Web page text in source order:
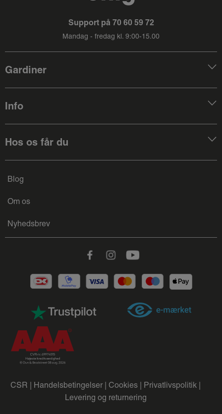
Support på 70 60 59 72
Mandag - fredag kl. 9:00-15.00
Gardiner
Info
Hos os får du
Blog
Om os
Nyhedsbrev
FacebookInstagramYoutube
CSR | Handelsbetingelser | Cookies | Privatlivspolitik |
Levering og returnering